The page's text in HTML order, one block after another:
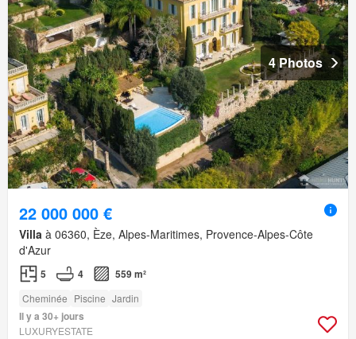
4 Photos
22 000 000 €
Villa à 06360, Èze, Alpes-Maritimes, Provence-Alpes-Côte
d'Azur
5 4 559 m²
Cheminée Piscine Jardin
Il y a 30+ jours
LUXURYESTATE